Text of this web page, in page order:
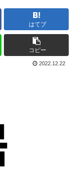
はてブ
コピー
2022.12.22